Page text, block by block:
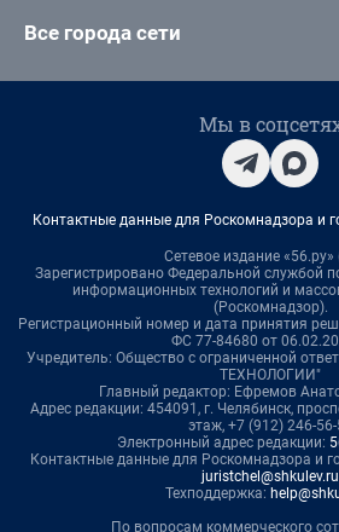
Все города сети
Мы в
Контактные данные для Роскомнадзора и
Сетевое издание «56.ру»
Зарегистрировано Федеральной службой
информационных технологий и
(Роскомнадзор).
Регистрационный номер и дата принятия
ФС 77-84680 от
Учредитель: Общество с ограниченной
ТЕХНОЛОГИИ"
Главный редактор: Ефремов
Адрес редакции: 454091, г. Челябинск,
этаж, +7 (912) 246-56-
Электронный адрес редакции:
Контактные данные для Роскомнадзора и
juristchel@shkulev.ru
Техподдержка:
По вопросам коммерческого